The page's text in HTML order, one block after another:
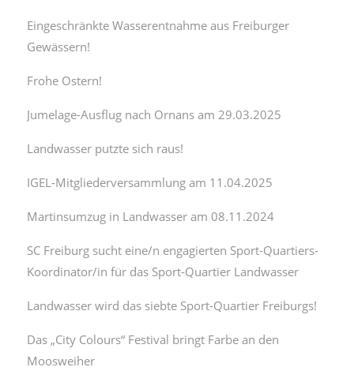
Eingeschränkte Wasserentnahme aus Freiburger
Gewässern!
Frohe Ostern!
Jumelage-Ausflug nach Ornans am 29.03.2025
Landwasser putzte sich raus!
IGEL-Mitgliederversammlung am 11.04.2025
Martinsumzug in Landwasser am 08.11.2024
SC Freiburg sucht eine/n engagierten Sport-Quartiers-
Koordinator/in für das Sport-Quartier Landwasser
Landwasser wird das siebte Sport-Quartier Freiburgs!
Das „City Colours“ Festival bringt Farbe an den
Moosweiher